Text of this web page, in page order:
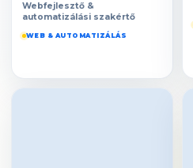
Webfejlesztő &
automatizálási szakértő
WEB & AUTOMATIZÁLÁS